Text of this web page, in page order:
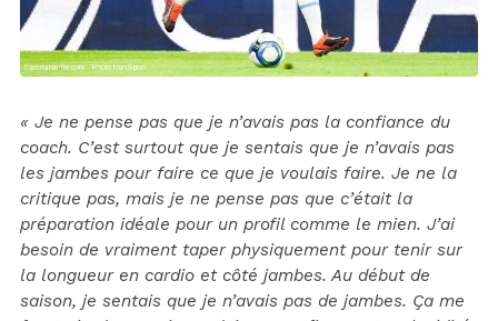
« Je ne pense pas que je n’avais pas la confiance du
coach. C’est surtout que je sentais que je n’avais pas
les jambes pour faire ce que je voulais faire. Je ne la
critique pas, mais je ne pense pas que c’était la
préparation idéale pour un profil comme le mien. J’ai
besoin de vraiment taper physiquement pour tenir sur
la longueur en cardio et côté jambes. Au début de
saison, je sentais que je n’avais pas de jambes. Ça me